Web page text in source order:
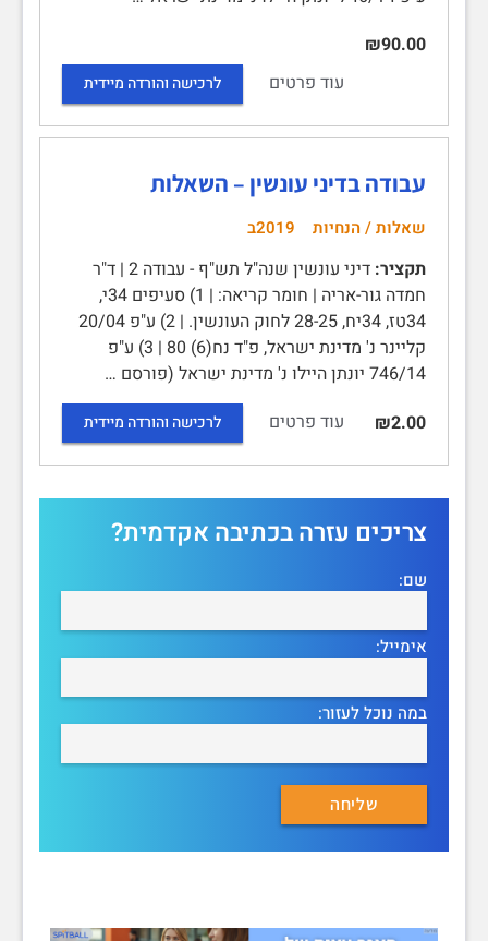
₪90.00
עוד פרטים
לרכישה והורדה מיידית
עבודה בדיני עונשין – השאלות
שאלות / הנחיות 2019ב
תקציר:
דיני עונשין שנה"ל תש"ף - עבודה 2 | ד"ר
חמדה גור-אריה | חומר קריאה: | 1) סעיפים 34י,
34טז, 34יח, 28-25 לחוק העונשין. | 2) ע"פ 20/04
קליינר נ' מדינת ישראל, פ"ד נח(6) 80 | 3) ע"פ
746/14 יונתן היילו נ' מדינת ישראל (פורסם …
₪2.00
עוד פרטים לרכישה והורדה מיידית
צריכים עזרה בכתיבה אקדמית?
שם:
אימייל:
במה נוכל לעזור: